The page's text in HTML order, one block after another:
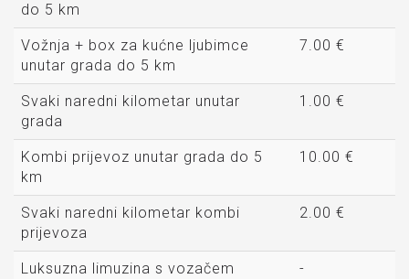
do 5 km
Vožnja + box za kućne ljubimce
unutar grada do 5 km
7.00 €
Svaki naredni kilometar unutar
grada
1.00 €
Kombi prijevoz unutar grada do 5
km
10.00 €
Svaki naredni kilometar kombi
prijevoza
2.00 €
Luksuzna limuzina s vozačem
-